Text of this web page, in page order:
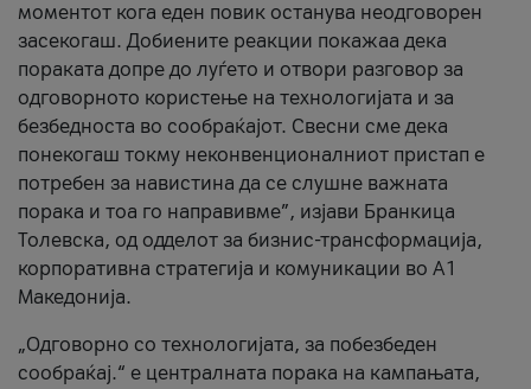
моментот кога еден повик останува неодговорен
засекогаш. Добиените реакции покажаа дека
пораката допре до луѓето и отвори разговор за
одговорното користење на технологијата и за
безбедноста во сообраќајот. Свесни сме дека
понекогаш токму неконвенционалниот пристап е
потребен за навистина да се слушне важната
порака и тоа го направивме”, изјави Бранкица
Толевска, од одделот за бизнис-трансформација,
корпоративна стратегија и комуникации во А1
Македонија.
„Одговорно со технологијата, за побезбеден
сообраќај.“ е централната порака на кампањата,